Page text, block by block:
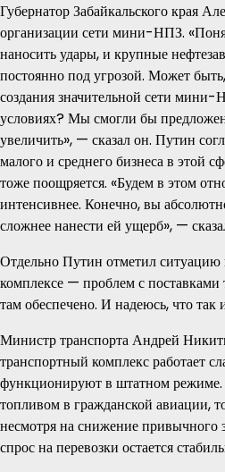
Губернатор Забайкальского края
организации сети мини-НПЗ.
наносить удары, и крупные
постоянно под угрозой. Может
создания значительной сети мини-
условиях? Мы смогли бы
увеличить», — сказал он. Путин
малого и среднего бизнеса в этой
тоже поощряется. «Будем в этом
интенсивнее. Конечно, вы
сложнее нанести ей ущерб», —
Отдельно Путин отметил
комплексе — проблем с поставками
там обеспечено. И надеюсь, что так
Министр транспорта Андрей
транспортный комплекс работает
функционируют в штатном режиме.
топливом в гражданской авиации,
несмотря на снижение привычного
спрос на перевозки остается